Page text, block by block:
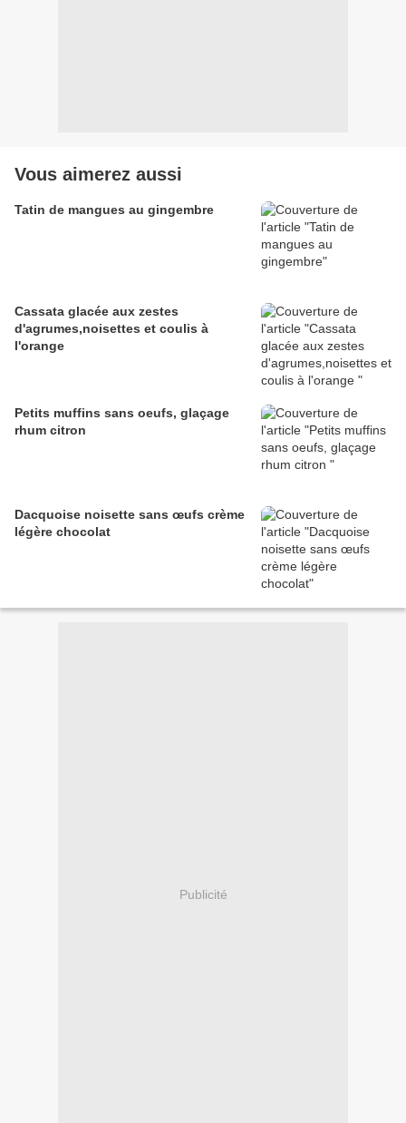
Vous aimerez aussi
Tatin de mangues au gingembre
Cassata glacée aux zestes
d'agrumes,noisettes et coulis à
l'orange
Petits muffins sans oeufs, glaçage
rhum citron
Dacquoise noisette sans œufs crème
légère chocolat
Publicité